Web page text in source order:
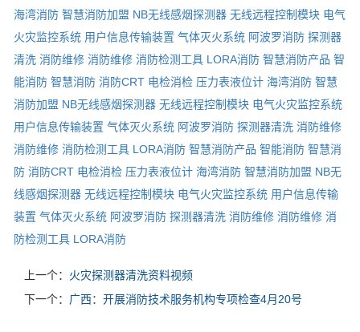
海湾消防 智慧消防加盟 NB无线感烟探测器 无线远程控制模块 电气
火灾监控系统 用户信息传输装置 气体灭火系统 阿波罗消防 探测器
清洗 消防维修 消防维修 消防检测工具 LORA消防 智慧消防产品 智
能消防 智慧消防 消防CRT 电检消检 压力表液位计 海湾消防 智慧
消防加盟 NB无线感烟探测器 无线远程控制模块 电气火灾监控系统
用户信息传输装置 气体灭火系统 阿波罗消防 探测器清洗 消防维修
消防维修 消防检测工具 LORA消防 智慧消防产品 智能消防 智慧消
防 消防CRT 电检消检 压力表液位计 海湾消防 智慧消防加盟 NB无
线感烟探测器 无线远程控制模块 电气火灾监控系统 用户信息传输
装置 气体灭火系统 阿波罗消防 探测器清洗 消防维修 消防维修 消
防检测工具 LORA消防
上一个： 火灾探测器清洗资料视频
下一个： 广西：开展消防技术服务机构专项检查4月20号